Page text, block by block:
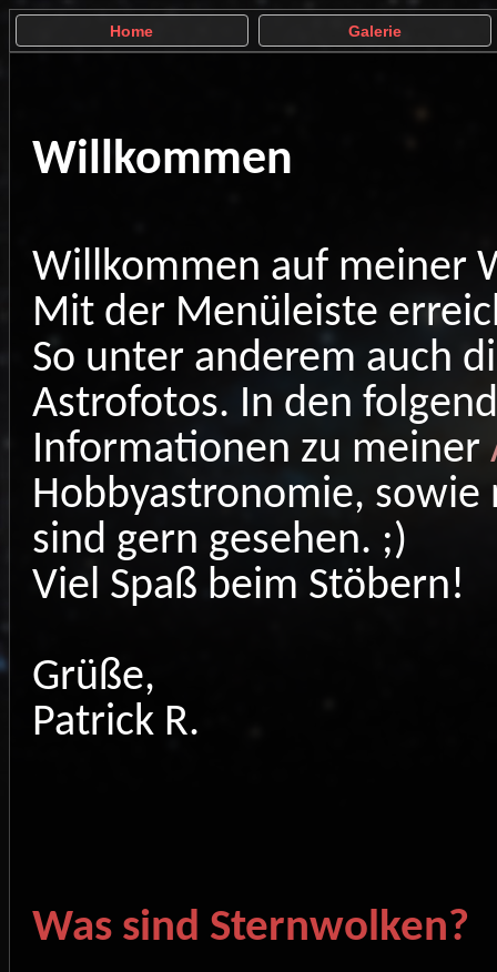
Home Galerie
Willkommen
Willkommen auf meiner
Mit der Menüleiste
So unter anderem auch
Astrofotos. In den
Informationen zu meiner
Hobbyastronomie,
sind gern gesehen. ;)
Viel Spaß beim Stöbern!
Grüße,
Patrick R.
Was sind Sternwolken?